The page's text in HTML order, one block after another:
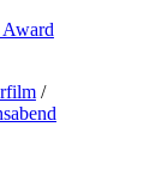
Award
/